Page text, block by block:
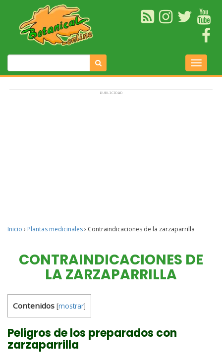
Inicio › Plantas medicinales› Contraindicaciones de la zarzaparrilla
CONTRAINDICACIONES DE
LA ZARZAPARRILLA
Contenidos [mostrar]
Peligros de los preparados con
zarzaparrilla